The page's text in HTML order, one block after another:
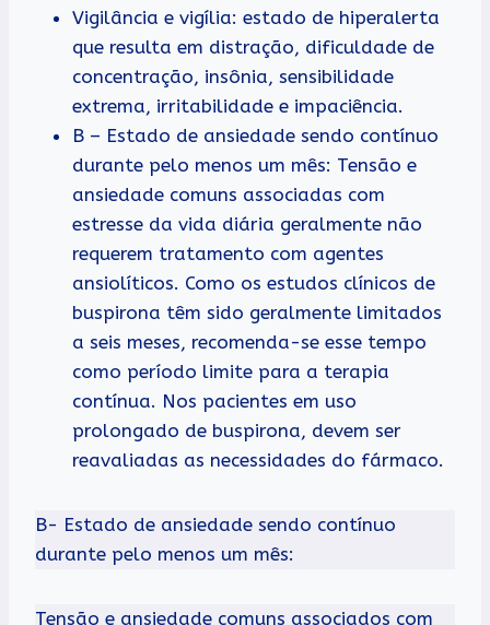
Vigilância e vigília: estado de hiperalerta
que resulta em distração, dificuldade de
concentração, insônia, sensibilidade
extrema, irritabilidade e impaciência.
B – Estado de ansiedade sendo contínuo
durante pelo menos um mês: Tensão e
ansiedade comuns associadas com
estresse da vida diária geralmente não
requerem tratamento com agentes
ansiolíticos. Como os estudos clínicos de
buspirona têm sido geralmente limitados
a seis meses, recomenda-se esse tempo
como período limite para a terapia
contínua. Nos pacientes em uso
prolongado de buspirona, devem ser
reavaliadas as necessidades do fármaco.
B- Estado de ansiedade sendo contínuo
durante pelo menos um mês:
Tensão e ansiedade comuns associados com